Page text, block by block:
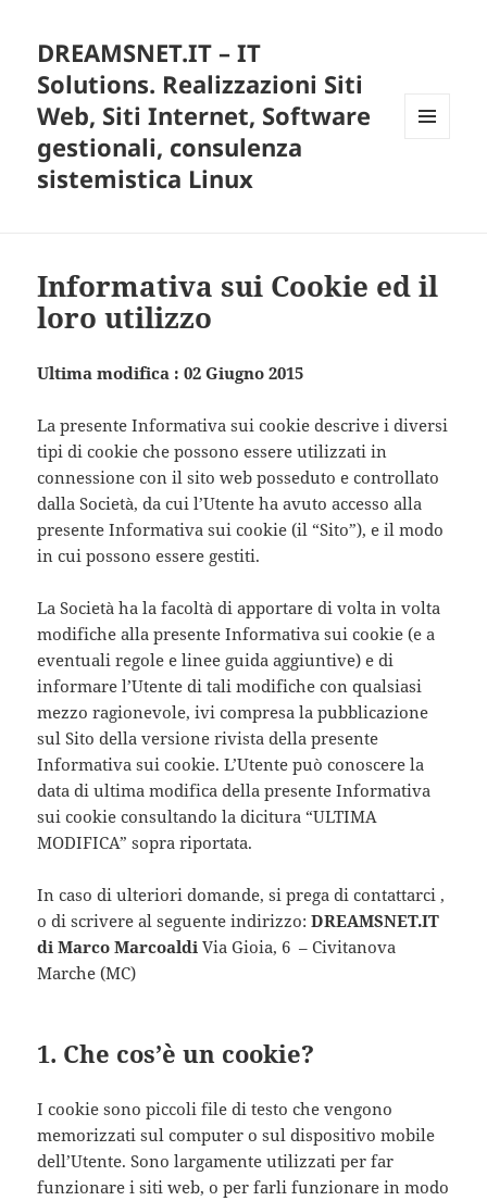
DREAMSNET.IT – IT
Solutions. Realizzazioni Siti
Web, Siti Internet, Software
gestionali, consulenza
sistemistica Linux
Informativa sui Cookie ed il
loro utilizzo
Ultima modifica : 02 Giugno 2015
La presente Informativa sui cookie descrive i diversi
tipi di cookie che possono essere utilizzati in
connessione con il sito web posseduto e controllato
dalla Società, da cui l’Utente ha avuto accesso alla
presente Informativa sui cookie (il “Sito”), e il modo
in cui possono essere gestiti.
La Società ha la facoltà di apportare di volta in volta
modifiche alla presente Informativa sui cookie (e a
eventuali regole e linee guida aggiuntive) e di
informare l’Utente di tali modifiche con qualsiasi
mezzo ragionevole, ivi compresa la pubblicazione
sul Sito della versione rivista della presente
Informativa sui cookie. L’Utente può conoscere la
data di ultima modifica della presente Informativa
sui cookie consultando la dicitura “ULTIMA
MODIFICA” sopra riportata.
In caso di ulteriori domande, si prega di contattarci ,
o di scrivere al seguente indirizzo:DREAMSNET.IT
di Marco Marcoaldi Via Gioia, 6 – Civitanova
Marche (MC)
1. Che cos’è un cookie?
I cookie sono piccoli file di testo che vengono
memorizzati sul computer o sul dispositivo mobile
dell’Utente. Sono largamente utilizzati per far
funzionare i siti web, o per farli funzionare in modo